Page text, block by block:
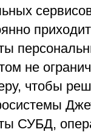
не
чтобы
СУБД,